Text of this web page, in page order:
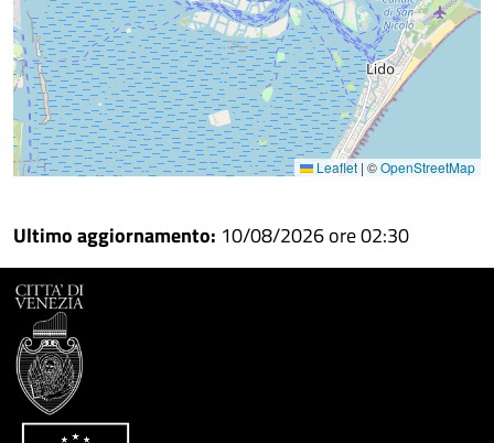
Leaflet | ©OpenStreetMap
Ultimo aggiornamento: 10/08/2026 ore 02:30